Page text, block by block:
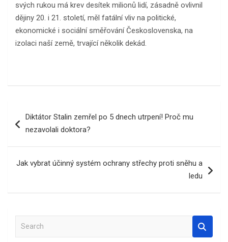
svých rukou má krev desítek milionů lidí, zásadně ovlivnil
dějiny 20. i 21. století, měl fatální vliv na politické,
ekonomické i sociální směřování Československa, na
izolaci naší země, trvající několik dekád.
proDiktátor Stalin zemřel po 5 dnech utrpení! Proč mu
nezavolali doktora?
Jak vybrat účinný systém ochrany střechy proti sněhu a
ledu